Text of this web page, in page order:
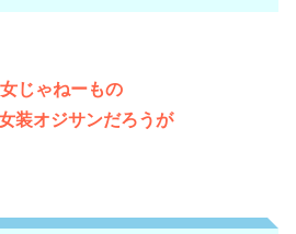
じゃねーもの
装オジサンだろうが